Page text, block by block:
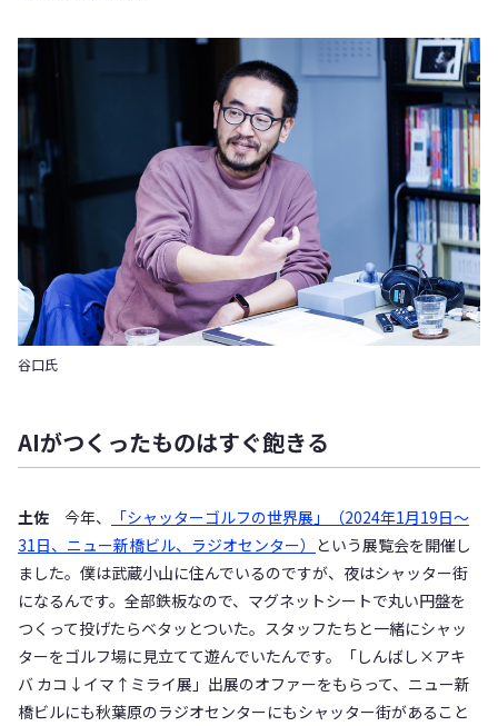
谷口氏
AIがつくったものはすぐ飽きる
土佐 今年、
「シャッターゴルフの世界展」（2024年1月19日～
31日、ニュー新橋ビル、ラジオセンター） という展覧会を開催し
ました。僕は武蔵小山に住んでいるのですが、夜はシャッター街
になるんです。全部鉄板なので、マグネットシートで丸い円盤を
つくって投げたらベタッとついた。スタッフたちと一緒にシャッ
ターをゴルフ場に見立てて遊んでいたんです。「しんばし×アキ
バ カコ↓イマ↑ミライ展」出展のオファーをもらって、ニュー新
橋ビルにも秋葉原のラジオセンターにもシャッター街があること